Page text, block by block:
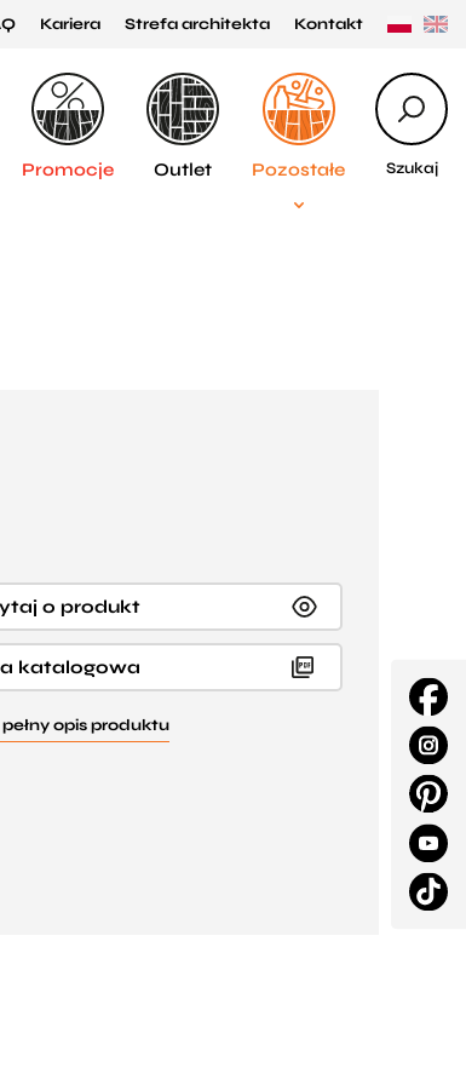
Kariera Strefa architekta Kontakt
Szukaj
Promocje Outlet Pozostałe
o produkt
katalogowa
opis produktu